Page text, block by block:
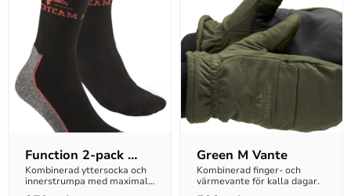
Function 2-pack
Socks Black 43-45
Kombinerad yttersocka och
innerstrumpa med maximal
Green M Vante
Kombinerad finger- och
värmevante för kalla dagar.